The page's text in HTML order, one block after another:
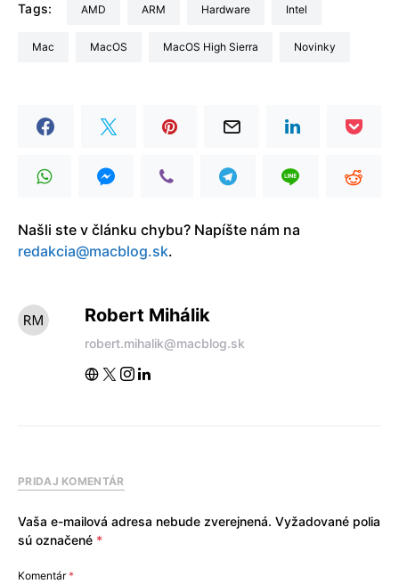
Tags: AMD ARM Hardware Intel
Mac macOS macOS High Sierra Novinky
Našli ste v článku chybu? Napíšte nám na
redakcia@macblog.sk.
Robert Mihálik
robert.mihalik@macblog.sk
PRIDAJ KOMENTÁR
Vaša e-mailová adresa nebude zverejnená. Vyžadované polia
sú označené *
Komentár*